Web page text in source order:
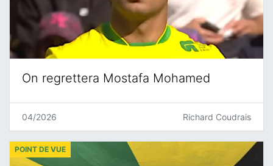
On regrettera Mostafa Mohamed
04/2026 Richard Coudrais
POINT DE VUE